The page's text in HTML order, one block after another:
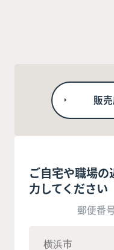
販
ご自宅や職場
力してください
郵便番